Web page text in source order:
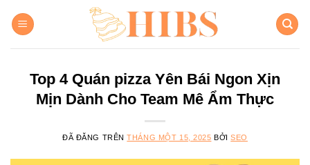
đến
Top 4 Quán pizza Yên Bái Ngon Xịn
Mịn Dành Cho Team Mê Ẩm Thực
ĐÃ ĐĂNG TRÊNTHÁNG MỘT 15, 2025 BỞISEO